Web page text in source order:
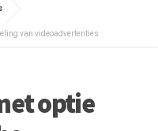
van videoadvertenties
optie